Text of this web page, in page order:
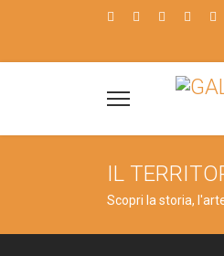
IL
Scopri la storia,